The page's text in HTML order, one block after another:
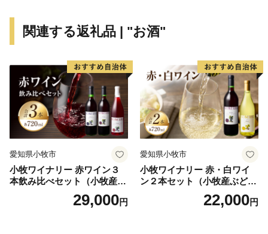
す。
・寄附者住所とお礼品送付先住所が異なる場合、送付先
でお品を受け取る方に対し、お礼品が届くことを必ず事
前にご連絡ください。
（「寄附した覚えがないのにお礼品が送られてきた」と
のお問い合わせがしばしば寄せられております）
がございます。
・日出町にお住まいの方からのご寄附に対しては、お礼
関連する返礼品 | "お酒"
愛知県小牧市
小牧ワイナリー 赤ワイン３
本飲み比べセット（小牧産ぶ
どう100％使用）29,000円
愛知県小牧市
小牧ワイナリー 赤・白ワイ
ン２本セット（小牧産ぶどう
22,000円